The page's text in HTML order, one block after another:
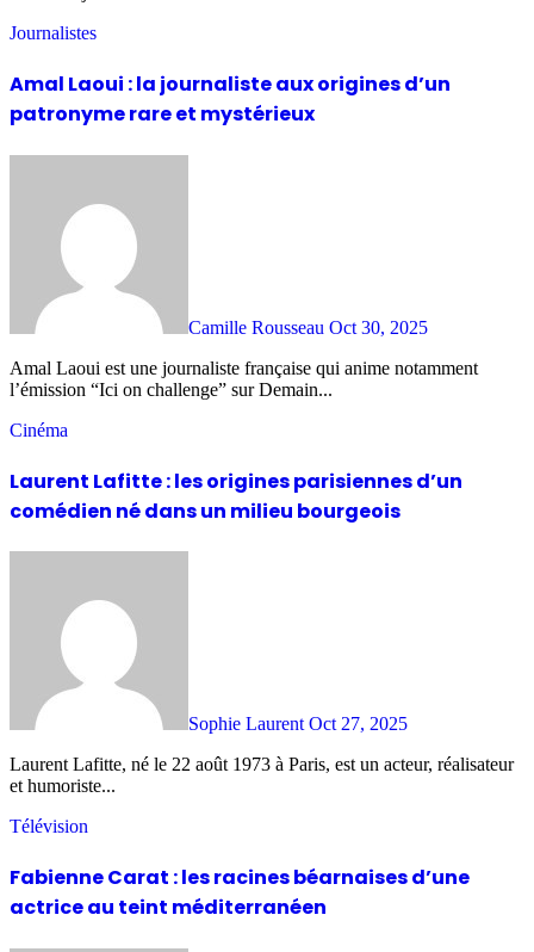
Journalistes
Amal Laoui : la journaliste aux origines d’un
patronyme rare et mystérieux
Camille Rousseau Oct 30, 2025
Amal Laoui est une journaliste française qui anime notamment
l’émission “Ici on challenge” sur Demain...
Cinéma
Laurent Lafitte : les origines parisiennes d’un
comédien né dans un milieu bourgeois
Sophie Laurent Oct 27, 2025
Laurent Lafitte, né le 22 août 1973 à Paris, est un acteur, réalisateur
et humoriste...
Télévision
Fabienne Carat : les racines béarnaises d’une
actrice au teint méditerranéen